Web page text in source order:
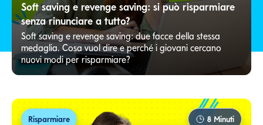
Soft saving e revenge saving: si può risparmiare
senza rinunciare a tutto?
Soft saving e revenge saving: due facce della stessa
medaglia. Cosa vuol dire e perché i giovani cercano
nuovi modi per risparmiare?
Risparmiare 8 Minuti